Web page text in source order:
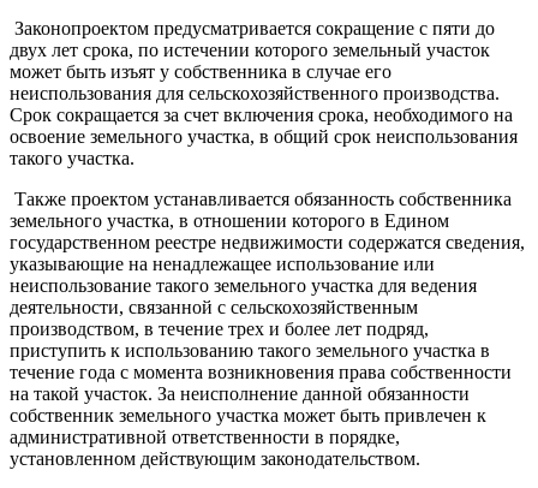
Законопроектом предусматривается сокращение с пяти до
двух лет срока, по истечении которого земельный участок
может быть изъят у собственника в случае его
неиспользования для сельскохозяйственного производства.
Срок сокращается за счет включения срока, необходимого на
освоение земельного участка, в общий срок неиспользования
такого участка.
Также проектом устанавливается обязанность собственника
земельного участка, в отношении которого в Едином
государственном реестре недвижимости содержатся сведения,
указывающие на ненадлежащее использование или
неиспользование такого земельного участка для ведения
деятельности, связанной с сельскохозяйственным
производством, в течение трех и более лет подряд,
приступить к использованию такого земельного участка в
течение года с момента возникновения права собственности
на такой участок. За неисполнение данной обязанности
собственник земельного участка может быть привлечен к
административной ответственности в порядке,
установленном действующим законодательством.